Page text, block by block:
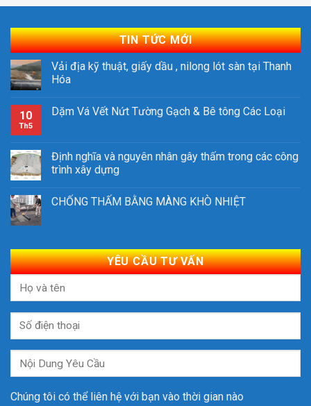
TIN TỨC MỚI
Vải địa kỹ thuật, giấy dầu , nilong lót sàn tại Thanh
Hóa
10
Th5
Dặm Vá Vết Nứt Tường Gạch & Bê tông Các Loại
Định nghĩa và nguyên nhân gây thấm trong các công
trình xây dựng
CHỐNG THẤM BẰNG MÀNG KHÒ NHIỆT
YÊU CẦU TƯ VẤN
Chúng tôi có thể liên hệ với bạn vào thời gian nào